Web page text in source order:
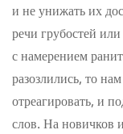
и не унижать их
речи грубостей
с намерением
разозлились, то
отреагировать, и
слов. На новичков